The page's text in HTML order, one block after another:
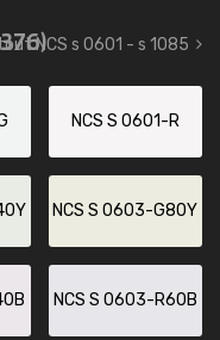
NCS s 0601 - s 1085
NCS S 0601-R
NCS S 0603-G80Y
NCS S 0603-R60B